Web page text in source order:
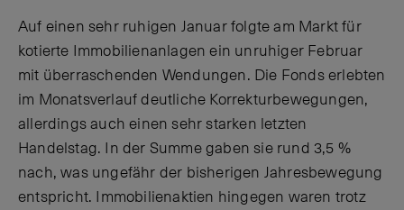
Auf einen sehr ruhigen Januar folgte am Markt für
kotierte Immobilienanlagen ein unruhiger Februar
mit überraschenden Wendungen. Die Fonds erlebten
im Monatsverlauf deutliche Korrekturbewegungen,
allerdings auch einen sehr starken letzten
Handelstag. In der Summe gaben sie rund 3,5 %
nach, was ungefähr der bisherigen Jahresbewegung
entspricht. Immobilienaktien hingegen waren trotz